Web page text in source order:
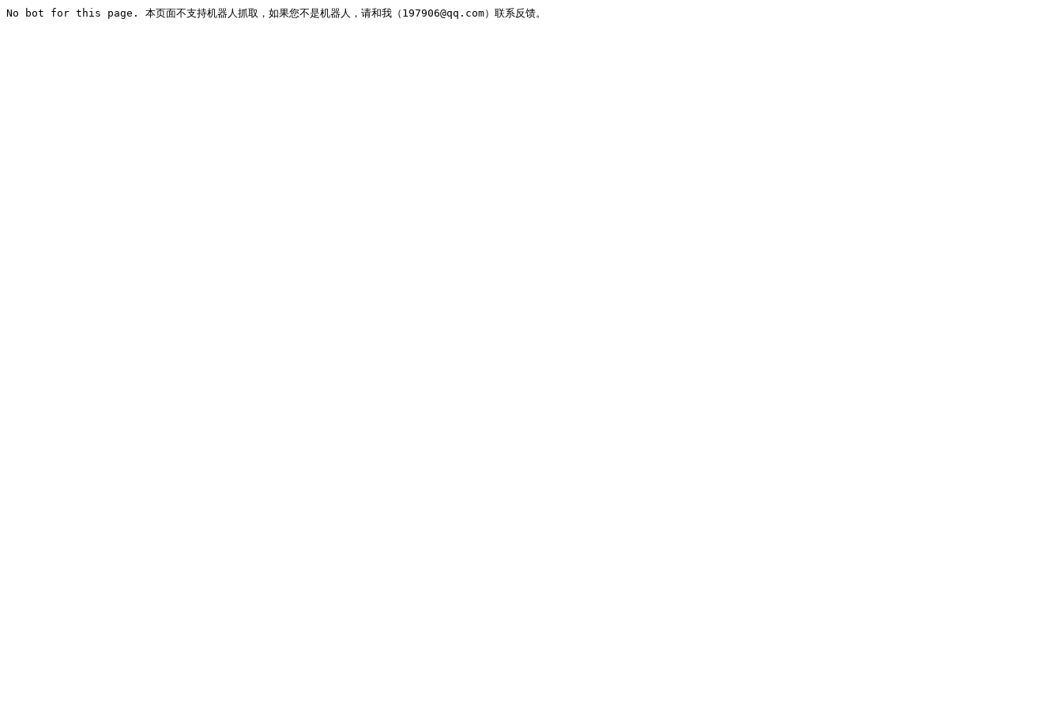
No bot for this page. 本页面不支持机器人抓取，如果您不是机器人，请和我（197906@qq.com）联系反馈。